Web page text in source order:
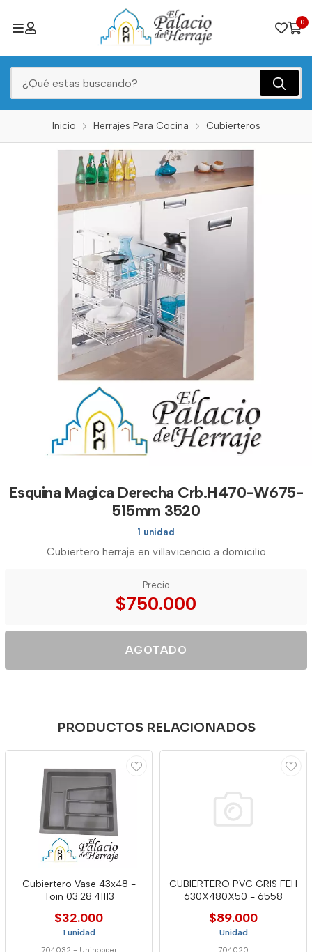
0
Inicio Herrajes Para Cocina Cubierteros
Esquina Magica Derecha Crb.H470-W675-
515mm 3520
1 unidad
Cubiertero herraje en villavicencio a domicilio
Precio
$750.000
AGOTADO
PRODUCTOS RELACIONADOS
Cubiertero Vase 43x48 -
Toin 03.28.41113
$32.000
1 unidad
CUBIERTERO PVC GRIS FEH
630X480X50 - 6558
$89.000
Unidad